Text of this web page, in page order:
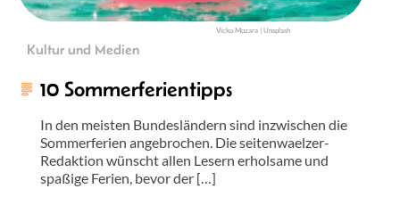
Vicko Mozara | Unsplash
Kultur und Medien
10 Sommerferientipps
In den meisten Bundesländern sind inzwischen die
Sommerferien angebrochen. Die seitenwaelzer-
Redaktion wünscht allen Lesern erholsame und
spaßige Ferien, bevor der […]